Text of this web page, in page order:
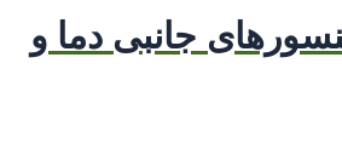
سنسورهای جانبی دما و